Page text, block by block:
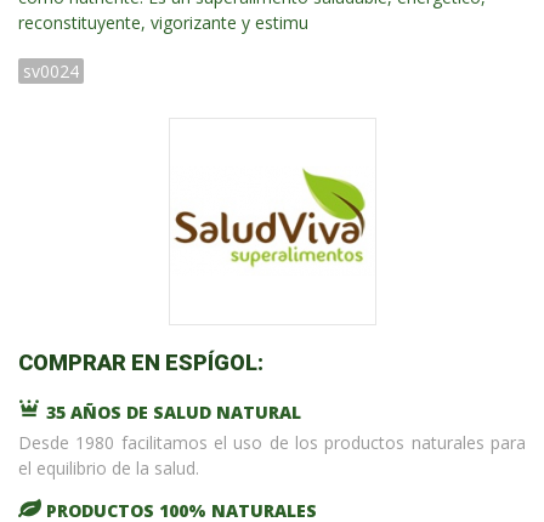
reconstituyente, vigorizante y estimu
sv0024
COMPRAR EN ESPÍGOL:
35 AÑOS DE SALUD NATURAL
Desde 1980 facilitamos el uso de los productos naturales para
el equilibrio de la salud.
PRODUCTOS 100% NATURALES